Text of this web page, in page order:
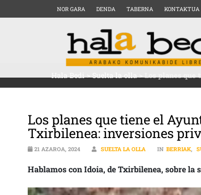
NOR GARA DENDA TABERNA KONTAKTUA
Hala Bedi>Suelta la olla>Los planes que
Los planes que tiene el
Txirbilenea: inversiones
21 AZAROA, 2024 SUELTA LA OLLA IN BERRIAK,
Hablamos con Idoia, de Txirbilenea, sobre la